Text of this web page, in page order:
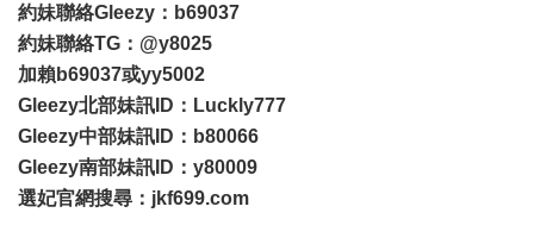
約妹聯絡Gleezy：b69037
約妹聯絡TG：@y8025
加賴b69037或yy5002
Gleezy北部妹訊ID：Luckly777
Gleezy中部妹訊ID：b80066
Gleezy南部妹訊ID：y80009
選妃官網搜尋：jkf699.com